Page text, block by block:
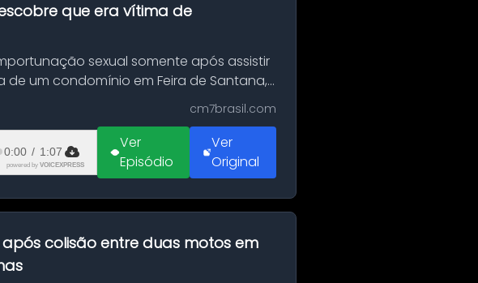
que era vítima de
sexual somente após assistir
um condomínio em Feira de Santana,
cm7brasil.com
0:00 / 1:07
powered by VOICEXPRESS
Ver
Episódio
Ver
Original
colisão entre duas motos em